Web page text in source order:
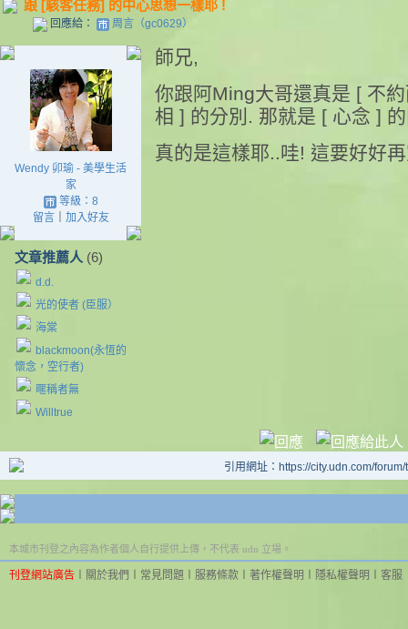
跟 [駭客任務] 的中心思想一樣耶 !
回應給： 周言（gc0629）
Wendy 卯瑜 - 美學生活
家
等級：8
留言｜ 加入好友
文章推薦人 (6)
d.d.
光的使者 (臣服）
海棠
blackmoon(永恆的
懷念，空行者)
暱稱者無
Willtrue
師兄,
你跟阿Ming大哥還真是 [ 不
相 ] 的分別. 那就是 [ 心念 ]
真的是這樣耶..哇! 這要好好
引用網址：https://city.udn.com/
本城市刊登之內容為作者個人自行提供上傳，不代表 udn 立場。
刊登網站廣告 關於我們 常見問題 服務條款 著作權聲明 隱私權聲明 客服